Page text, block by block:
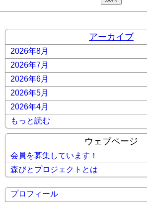
アーカイブ
2026年8月
2026年7月
2026年6月
2026年5月
2026年4月
もっと読む
ウェブページ
会員を募集しています！
森びとプロジェクトとは
プロフィール